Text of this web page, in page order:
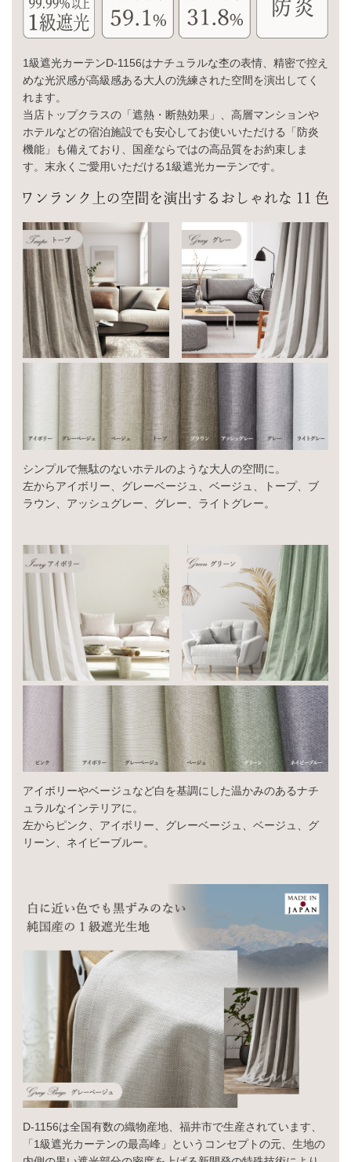
1級遮光カーテンD-1156はナチュラルな杢の表情、精密で控え
めな光沢感が高級感ある大人の洗練された空間を演出してく
れます。
当店トップクラスの「遮熱・断熱効果」、高層マンションや
ホテルなどの宿泊施設でも安心してお使いいただける「防炎
機能」も備えており、国産ならではの高品質をお約束しま
す。末永くご愛用いただける1級遮光カーテンです。
シンプルで無駄のないホテルのような大人の空間に。
左からアイボリー、グレーベージュ、ベージュ、トープ、ブ
ラウン、アッシュグレー、グレー、ライトグレー。
アイボリーやベージュなど白を基調にした温かみのあるナチ
ュラルなインテリアに。
左からピンク、アイボリー、グレーベージュ、ベージュ、グ
リーン、ネイビーブルー。
D-1156は全国有数の織物産地、福井市で生産されています、
「1級遮光カーテンの最高峰」というコンセプトの元、生地の